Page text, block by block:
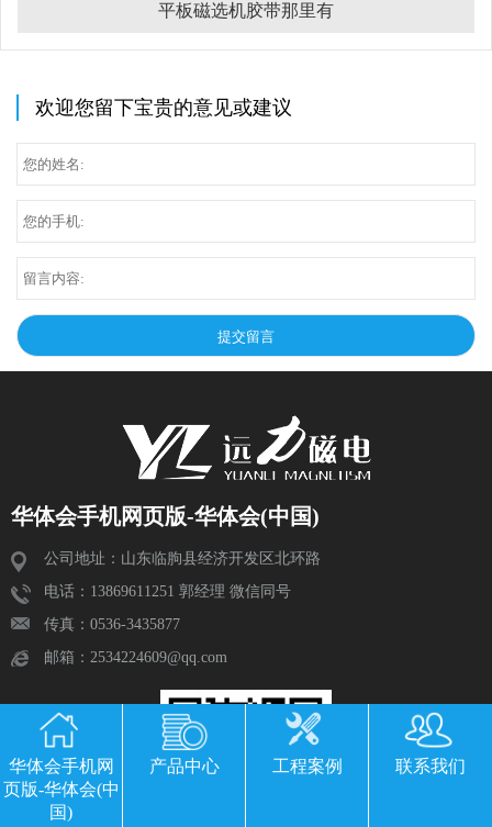
平板磁选机胶带那里有
欢迎您留下宝贵的意见或建议
华体会手机网页版-华体会(中国)
公司地址：山东临朐县经济开发区北环路
电话：13869611251 郭经理 微信同号
传真：0536-3435877
邮箱：2534224609@qq.com
华体会手机网
页版-华体会(中
国)
产品中心 工程案例 联系我们